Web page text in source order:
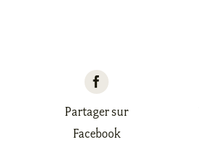
Partager sur
Facebook